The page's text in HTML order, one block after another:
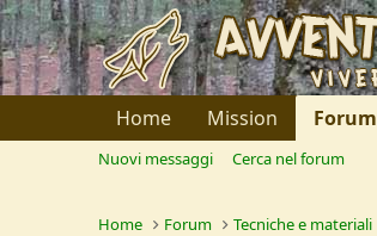
Home Mission Forum
Nuovi messaggi Cerca nel forum
Home Forum Tecniche e materiali